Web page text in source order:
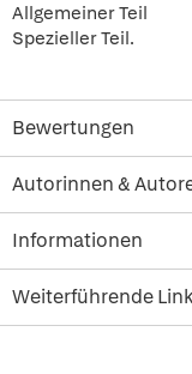
Allgemeiner Teil
Spezieller Teil.
Bewertungen
Autorinnen &
Informationen
Weiterführende